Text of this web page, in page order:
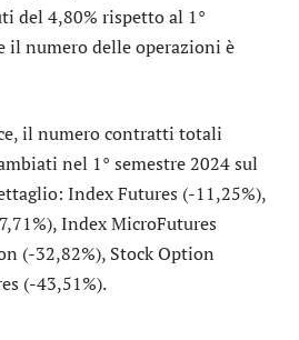
del 4,80% rispetto al 1°
il numero delle operazioni è
il numero contratti totali
nel 1° semestre 2024 sul
Index Futures (-11,25%),
Index MicroFutures
(-32,82%), Stock Option
(-43,51%).